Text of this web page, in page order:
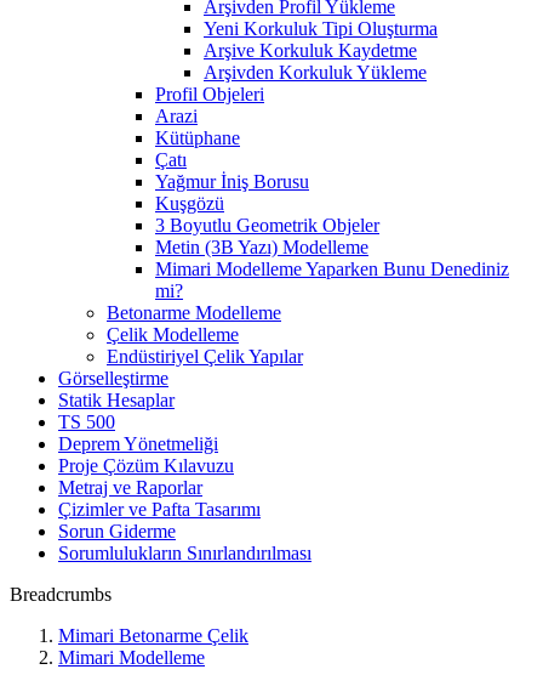
Arşivden Profil Yükleme
Yeni Korkuluk Tipi Oluşturma
Arşive Korkuluk Kaydetme
Arşivden Korkuluk Yükleme
Profil Objeleri
Arazi
Kütüphane
Çatı
Yağmur İniş Borusu
Kuşgözü
3 Boyutlu Geometrik Objeler
Metin (3B Yazı) Modelleme
Mimari Modelleme Yaparken Bunu Denediniz
mi?
Betonarme Modelleme
Çelik Modelleme
Endüstiriyel Çelik Yapılar
Görselleştirme
Statik Hesaplar
TS 500
Deprem Yönetmeliği
Proje Çözüm Kılavuzu
Metraj ve Raporlar
Çizimler ve Pafta Tasarımı
Sorun Giderme
Sorumlulukların Sınırlandırılması
Breadcrumbs
Mimari Betonarme Çelik
Mimari Modelleme